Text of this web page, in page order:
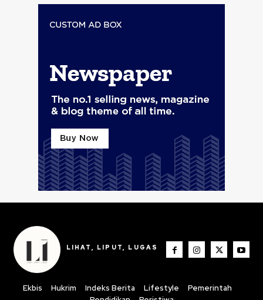
LIHAT, LIPUT, LUGAS
Ekbis Hukrim Indeks Berita Lifestyle
Pemerintah